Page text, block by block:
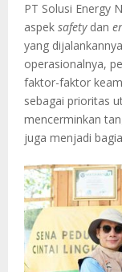
PT Solusi Energy
aspek safetydan
yang
operasionalnya,
faktor-faktor
sebagai prioritas
mencerminkan
juga menjadi